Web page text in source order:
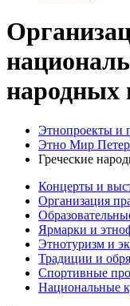
народных
Этнопроекты и
Этно Мир
Греческие
Концерты и
Организация
Ярмарки и
Этнотуризм и
Традиции и
Спортивные
Национальные